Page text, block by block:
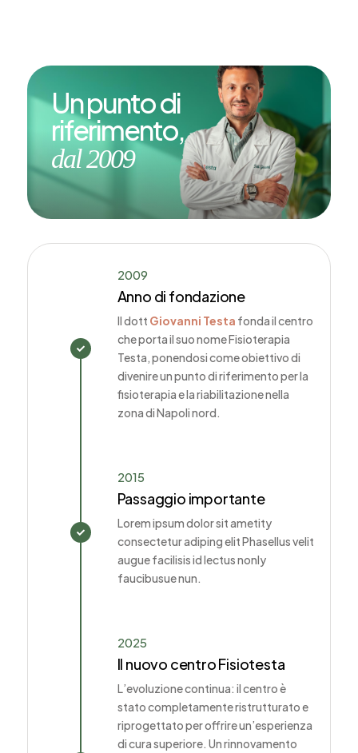
Un punto di
riferimento,
dal 2009

2009
Anno di fondazione
Il dott Giovanni Testa fonda il centro
che porta il suo nome Fisioterapia
Testa, ponendosi come obiettivo di
divenire un punto di riferimento per la
fisioterapia e la riabilitazione nella
zona di Napoli nord.

2015
Passaggio importante
Lorem ipsum dolor sit ametity
consectetur adiping elit Phasellus velit
augue facilisis id lectus nonly
faucibusue nun.
2025
Il nuovo centro Fisiotesta
L’evoluzione continua: il centro è
stato completamente ristrutturato e
riprogettato per offrire un’esperienza
di cura superiore. Un rinnovamento